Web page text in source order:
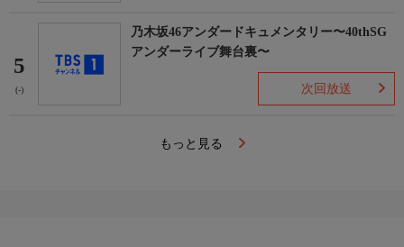
5
(-)
乃木坂46アンダードキュメンタリー〜40thSG
アンダーライブ舞台裏〜
次回放送
もっと見る